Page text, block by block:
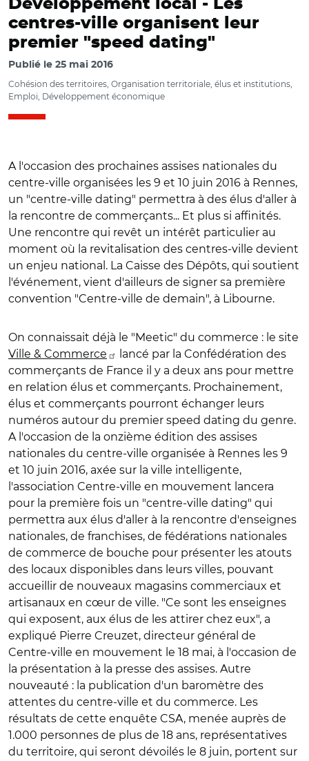
Développement local - Les
centres-ville organisent leur
premier "speed dating"
Publié le 25 mai 2016
Cohésion des territoires, Organisation territoriale, élus et institutions,
Emploi, Développement économique
A l'occasion des prochaines assises nationales du
centre-ville organisées les 9 et 10 juin 2016 à Rennes,
un "centre-ville dating" permettra à des élus d'aller à
la rencontre de commerçants... Et plus si affinités.
Une rencontre qui revêt un intérêt particulier au
moment où la revitalisation des centres-ville devient
un enjeu national. La Caisse des Dépôts, qui soutient
l'événement, vient d'ailleurs de signer sa première
convention "Centre-ville de demain", à Libourne.
On connaissait déjà le "Meetic" du commerce : le site
Ville & Commerce
lancé par la Confédération des
commerçants de France il y a deux ans pour mettre
en relation élus et commerçants. Prochainement,
élus et commerçants pourront échanger leurs
numéros autour du premier speed dating du genre.
A l'occasion de la onzième édition des assises
nationales du centre-ville organisée à Rennes les 9
et 10 juin 2016, axée sur la ville intelligente,
l'association Centre-ville en mouvement lancera
pour la première fois un "centre-ville dating" qui
permettra aux élus d'aller à la rencontre d'enseignes
nationales, de franchises, de fédérations nationales
de commerce de bouche pour présenter les atouts
des locaux disponibles dans leurs villes, pouvant
accueillir de nouveaux magasins commerciaux et
artisanaux en cœur de ville. "Ce sont les enseignes
qui exposent, aux élus de les attirer chez eux", a
expliqué Pierre Creuzet, directeur général de
Centre-ville en mouvement le 18 mai, à l'occasion de
la présentation à la presse des assises. Autre
nouveauté : la publication d'un baromètre des
attentes du centre-ville et du commerce. Les
résultats de cette enquête CSA, menée auprès de
1.000 personnes de plus de 18 ans, représentatives
du territoire, qui seront dévoilés le 8 juin, portent sur